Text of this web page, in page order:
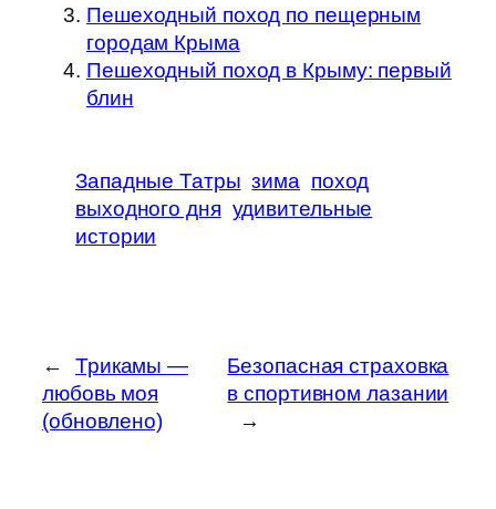
Пешеходный поход по пещерным
городам Крыма
Пешеходный поход в Крыму: первый
блин
Западные Татры зима поход
выходного дня удивительные
истории
←
Трикамы —
любовь моя
(обновлено)
Безопасная страховка
в спортивном лазании
→